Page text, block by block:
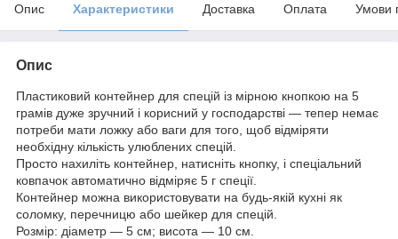
Опис Характеристики Доставка Оплата Умови
Опис
Пластиковий контейнер для спецій із мірною кнопкою на 5
грамів дуже зручний і корисний у господарстві — тепер немає
потреби мати ложку або ваги для того, щоб відміряти
необхідну кількість улюблених спецій.
Просто нахиліть контейнер, натисніть кнопку, і спеціальний
ковпачок автоматично відміряє 5 г спеції.
Контейнер можна використовувати на будь-якій кухні як
соломку, перечницю або шейкер для спецій.
Розмір: діаметр — 5 см; висота — 10 см.